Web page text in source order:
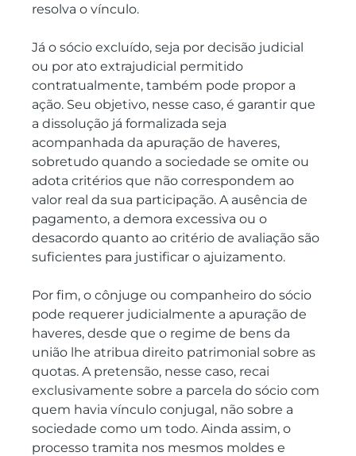
resolva o vínculo.
Já o sócio excluído, seja por decisão judicial
ou por ato extrajudicial permitido
contratualmente, também pode propor a
ação. Seu objetivo, nesse caso, é garantir que
a dissolução já formalizada seja
acompanhada da apuração de haveres,
sobretudo quando a sociedade se omite ou
adota critérios que não correspondem ao
valor real da sua participação. A ausência de
pagamento, a demora excessiva ou o
desacordo quanto ao critério de avaliação são
suficientes para justificar o ajuizamento.
Por fim, o cônjuge ou companheiro do sócio
pode requerer judicialmente a apuração de
haveres, desde que o regime de bens da
união lhe atribua direito patrimonial sobre as
quotas. A pretensão, nesse caso, recai
exclusivamente sobre a parcela do sócio com
quem havia vínculo conjugal, não sobre a
sociedade como um todo. Ainda assim, o
processo tramita nos mesmos moldes e